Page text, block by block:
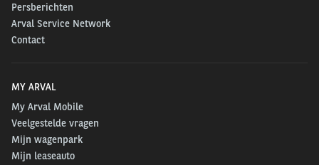
Persberichten
Arval Service Network
Contact
MY ARVAL
My Arval Mobile
Veelgestelde vragen
Mijn wagenpark
Mijn leaseauto